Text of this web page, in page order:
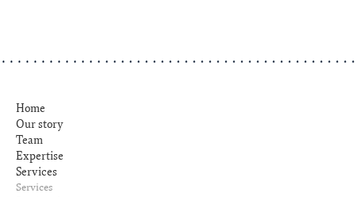
Home
Our story
Team
Expertise
Services
Services